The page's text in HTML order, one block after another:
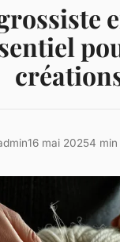
16 mai 20254 min